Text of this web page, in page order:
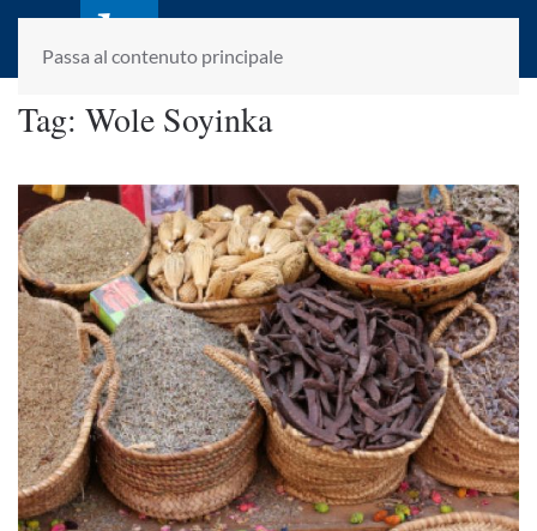
Passa al contenuto principale
laletteraturaenoi.it
fondato da Romano Luperini
Tag: Wole Soyinka